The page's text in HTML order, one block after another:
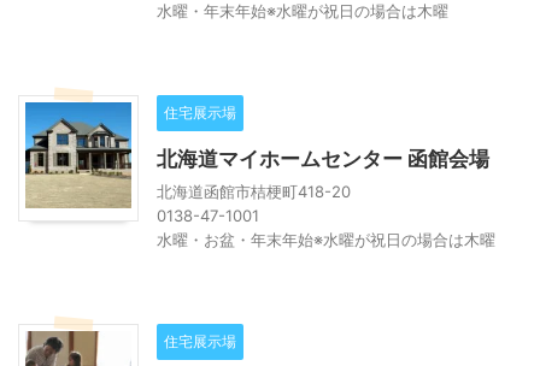
水曜・年末年始※水曜が祝日の場合は木曜
住宅展示場
北海道マイホームセンター 函館会場
北海道函館市桔梗町418-20
0138-47-1001
水曜・お盆・年末年始※水曜が祝日の場合は木曜
住宅展示場